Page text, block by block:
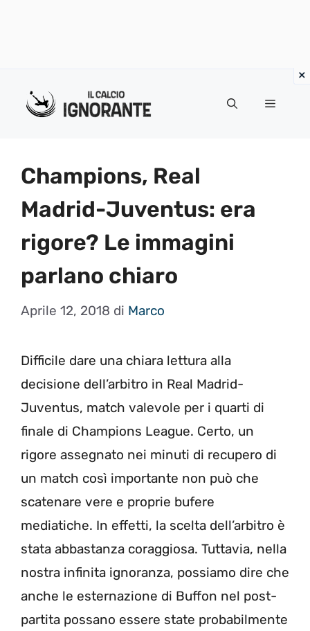
Menu
Champions, Real
Madrid-Juventus: era
rigore? Le immagini
parlano chiaro
Aprile 12, 2018 di Marco
Difficile dare una chiara lettura alla
decisione dell’arbitro in Real Madrid-
Juventus, match valevole per i quarti di
finale di Champions League. Certo, un
rigore assegnato nei minuti di recupero di
un match così importante non può che
scatenare vere e proprie bufere
mediatiche. In effetti, la scelta dell’arbitro è
stata abbastanza coraggiosa. Tuttavia, nella
nostra infinita ignoranza, possiamo dire che
anche le esternazione di Buffon nel post-
partita possano essere state probabilmente